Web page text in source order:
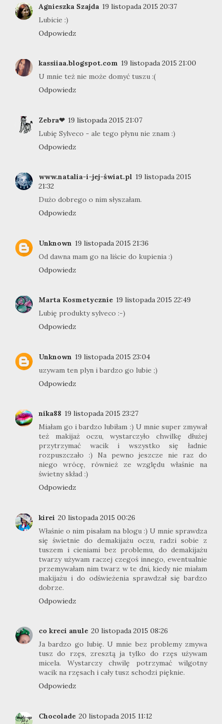
Agnieszka Szajda 19 listopada 2015 20:37
Lubicie :)
Odpowiedz
kassiiaa.blogspot.com 19 listopada 2015 21:00
U mnie też nie może domyć tuszu :(
Odpowiedz
Zebra❤ 19 listopada 2015 21:07
Lubię Sylveco - ale tego płynu nie znam :)
Odpowiedz
www.natalia-i-jej-świat.pl 19 listopada 2015
21:32
Dużo dobrego o nim słyszałam.
Odpowiedz
Unknown 19 listopada 2015 21:36
Od dawna mam go na liście do kupienia :)
Odpowiedz
Marta Kosmetycznie 19 listopada 2015 22:49
Lubię produkty sylveco :-)
Odpowiedz
Unknown 19 listopada 2015 23:04
uzywam ten plyn i bardzo go lubie ;)
Odpowiedz
nika88 19 listopada 2015 23:27
Miałam go i bardzo lubiłam :) U mnie super zmywał
też makijaż oczu, wystarczyło chwilkę dłużej
przytrzymać wacik i wszystko się ładnie
rozpuszczało :) Na pewno jeszcze nie raz do
niego wrócę, również ze względu właśnie na
świetny skład :)
Odpowiedz
kirei 20 listopada 2015 00:26
Właśnie o nim pisałam na blogu :) U mnie sprawdza
się świetnie do demakijażu oczu, radzi sobie z
tuszem i cieniami bez problemu, do demakijażu
twarzy używam raczej czegoś innego, ewentualnie
przemywałam nim twarz w te dni, kiedy nie miałam
makijażu i do odświeżenia sprawdzał się bardzo
dobrze.
Odpowiedz
co kreci anule 20 listopada 2015 08:26
Ja bardzo go lubię. U mnie bez problemy zmywa
tusz do rzęs, zresztą ja tylko do rzęs używam
micela. Wystarczy chwilę potrzymać wilgotny
wacik na rzęsach i cały tusz schodzi pięknie.
Odpowiedz
Chocolade 20 listopada 2015 11:12